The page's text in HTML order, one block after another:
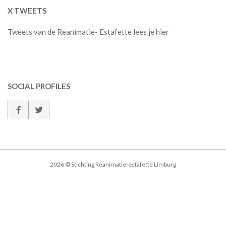
X TWEETS
Tweets van de Reanimatie- Estafette lees je hier
SOCIAL PROFILES
2026 © Stichting Reanimatie-estafette Limburg